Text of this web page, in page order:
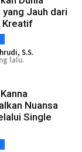
Jauh dari
Kreatif
S.S.
lalu.
Nuansa
Single